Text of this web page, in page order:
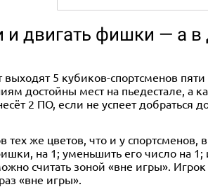
двигать фишки — а
выходят 5 кубиков-спортсменов
достойны мест на пьедестале,
2 ПО, если не успеет
тех же цветов, что и у
на 1; уменьшить его число на
считать зоной «вне игры».
«вне игры».